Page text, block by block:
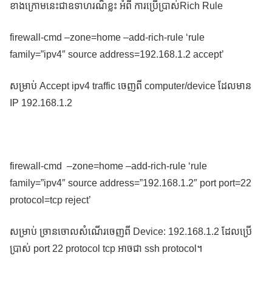
ខាងក្រោមនេះជាឧទាហរណ៏ខ្លះ អំពី ការប្រើប្រាស់Rich Rule
firewall-cmd –zone=home –add-rich-rule ‘rule
family=”ipv4″ source address=192.168.1.2 accept’
សម្រាប់ Accept ipv4 traffic ចេញពី computer/device ដែលមាន
IP 192.168.1.2
firewall-cmd –zone=home –add-rich-rule ‘rule
family=”ipv4″ source address=”192.168.1.2″ port port=22
protocol=tcp reject’
សម្រាប់ ច្រានចោលសំណើរចេញពី Device: 192.168.1.2 ដែលប្រើ
ប្រាស់ port 22 protocol tcp អាចជា ssh protocol។